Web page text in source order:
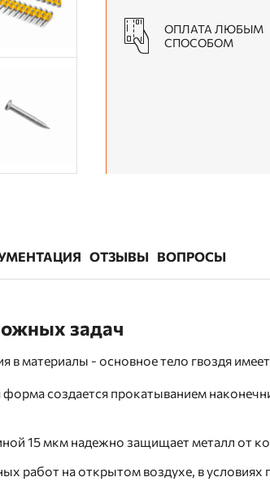
ОПЛАТА ЛЮБЫМ
СПОСОБОМ
ОТЗЫВЫ ВОПРОСЫ
задач
материалы - основное тело гвоздя
форма создается прокатыванием
15 мкм надежно защищает металл от
работ на открытом воздухе, в